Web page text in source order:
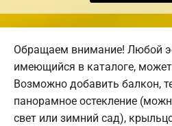
Обращаем внимание! Любой
имеющийся в каталоге,
Возможно добавить балкон,
панорамное остекление
свет или зимний сад),